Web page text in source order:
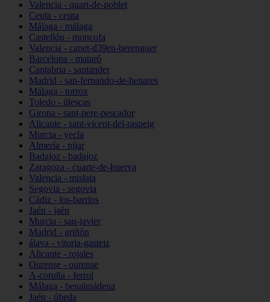
Valencia - quart-de-poblet
Ceuta - ceuta
Málaga - málaga
Castellón - moncofa
Valencia - canet-d39en-berenguer
Barcelona - mataró
Cantabria - santander
Madrid - san-fernando-de-henares
Málaga - torrox
Toledo - illescas
Girona - sant-pere-pescador
Alicante - sant-vicent-del-raspeig
Murcia - yecla
Almería - níjar
Badajoz - badajoz
Zaragoza - cuarte-de-huerva
Valencia - mislata
Segovia - segovia
Cádiz - los-barrios
Jaén - jaén
Murcia - san-javier
Madrid - griñón
álava - vitoria-gasteiz
Alicante - rojales
Ourense - ourense
A-coruña - ferrol
Málaga - benalmádena
Jaén - úbeda